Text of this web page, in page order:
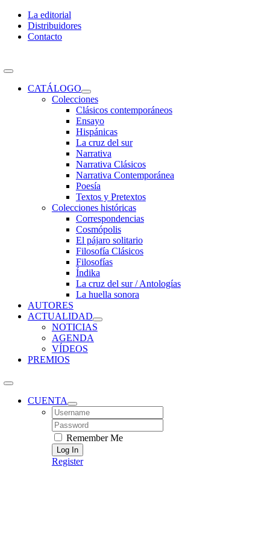
Skip
content
La editorial
Distribuidores
Contacto
Toggle
NavigationCATÁLOGO
Colecciones
Clásicos contemporáneos
Ensayo
Hispánicas
La cruz del sur
Narrativa
Narrativa Clásicos
Narrativa Contemporánea
Poesía
Textos y Pretextos
Colecciones históricas
Correspondencias
Cosmópolis
El pájaro solitario
Filosofía Clásicos
Filosofías
Índika
La cruz del sur / Antologías
La huella sonora
AUTORES
ACTUALIDAD
NOTICIAS
AGENDA
VÍDEOS
PREMIOS
CUENTA
Username:
Password:
Remember Me
Register